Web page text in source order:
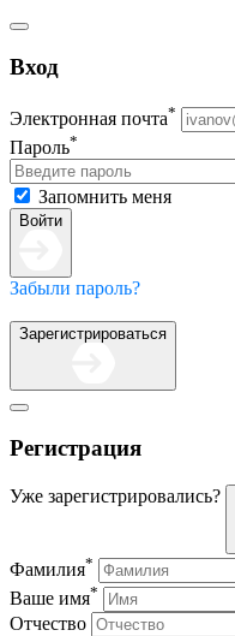
Вход
Электронная почта*
Пароль*
Запомнить меня
Войти
Забыли пароль?
Зарегистрироваться
Регистрация
Уже зарегистрировались?
Фамилия*
Ваше имя*
Отчество